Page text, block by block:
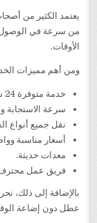
يعتمد الكثير من
من سرعة في الوصول
الأوقات.
ومن أهم مميزات
خدمة متوفرة 24 ساعة.
سرعة الاستجابة
نقل جميع أنواع
أسعار مناسبة
معدات حديثة.
فريق عمل
بالإضافة إلى ذلك،
عطل دون إضاعة